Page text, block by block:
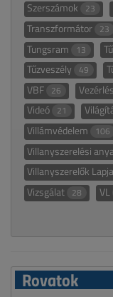
Szerszámok 23
Transzformátor 23
Tungsram 13
Tűzveszély 49
VBF 26
Videó 21
Villámvédelem 106
Villanyszerelési
Villanyszerelők Lapja
Vizsgálat 28 VL
Rovatok